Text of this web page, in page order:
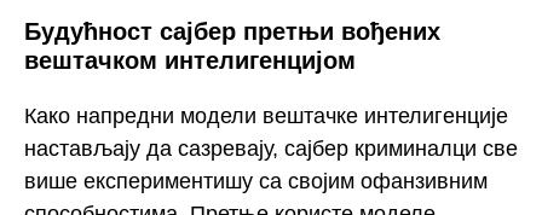
Будућност сајбер претњи вођених
вештачком интелигенцијом
Како напредни модели вештачке интелигенције
настављају да сазревају, сајбер криминалци све
више експериментишу са својим офанзивним